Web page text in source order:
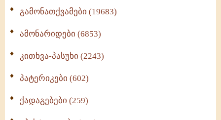
გამონათქვამები (19683)
ამონარიდები (6853)
კითხვა-პასუხი (2243)
პატერიკები (602)
ქადაგებები (259)